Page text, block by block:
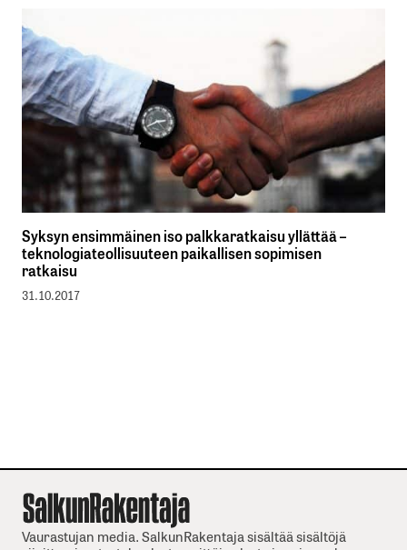
Syksyn ensimmäinen iso palkkaratkaisu yllättää –
teknologiateollisuuteen paikallisen sopimisen
ratkaisu
31.10.2017
Vaurastujan media. SalkunRakentaja sisältää sisältöjä